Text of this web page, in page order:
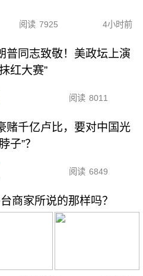
阅读 7925 4小时前
普同志致敬！美政坛上演
红大赛”
阅读 8011
赌千亿卢比，要对中国光
子”？
阅读 6849
商家所说的那样吗？